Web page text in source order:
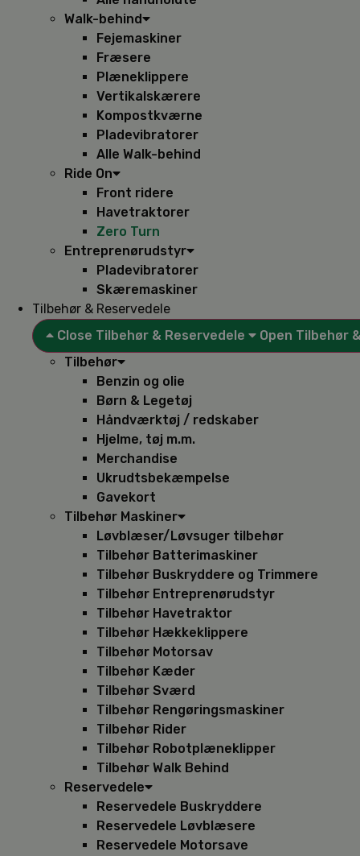
Walk-behind
Fejemaskiner
Fræsere
Plæneklippere
Vertikalskærere
Kompostkværne
Pladevibratorer
Alle Walk-behind
Ride On
Front ridere
Havetraktorer
Zero Turn
Entreprenørudstyr
Pladevibratorer
Skæremaskiner
Tilbehør & Reservedele
Close Tilbehør & Reservedele
Open Tilbehør
Tilbehør
Benzin og olie
Børn & Legetøj
Håndværktøj / redskaber
Hjelme, tøj m.m.
Merchandise
Ukrudtsbekæmpelse
Gavekort
Tilbehør Maskiner
Løvblæser/Løvsuger tilbehør
Tilbehør Batterimaskiner
Tilbehør Buskryddere og Trimmere
Tilbehør Entreprenørudstyr
Tilbehør Havetraktor
Tilbehør Hækkeklippere
Tilbehør Motorsav
Tilbehør Kæder
Tilbehør Sværd
Tilbehør Rengøringsmaskiner
Tilbehør Rider
Tilbehør Robotplæneklipper
Tilbehør Walk Behind
Reservedele
Reservedele Buskryddere
Reservedele Løvblæsere
Reservedele Motorsave